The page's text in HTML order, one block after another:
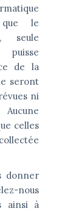
le
seule
de la
seront
ni
celles
donner
nous
ainsi à